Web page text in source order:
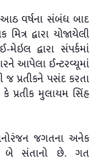
આઠ વર્ષના સંબંધ બાદ
દ્વારા યોજાયેલી
દ્વારા સંપર્કમાં
આપેલા ઈન્ટરવ્યૂમાં
પ્રતીકને પસંદ કરતા
પ્રતીક મુલાયમ સિંહ
જગતના અનેક
બે સંતાનો છે. ગત